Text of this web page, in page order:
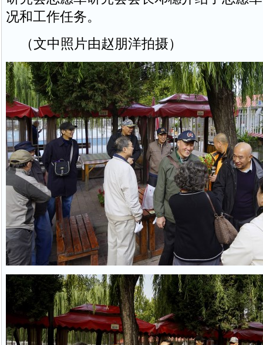
况和工作任务。
（文中照片由赵朋洋拍摄）